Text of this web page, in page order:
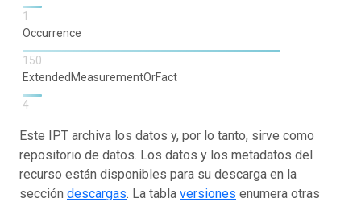
1
Occurrence
150
ExtendedMeasurementOrFact
4
Este IPT archiva los datos y, por lo tanto, sirve como
repositorio de datos. Los datos y los metadatos del
recurso están disponibles para su descarga en la
sección descargas. La tabla versiones enumera otras